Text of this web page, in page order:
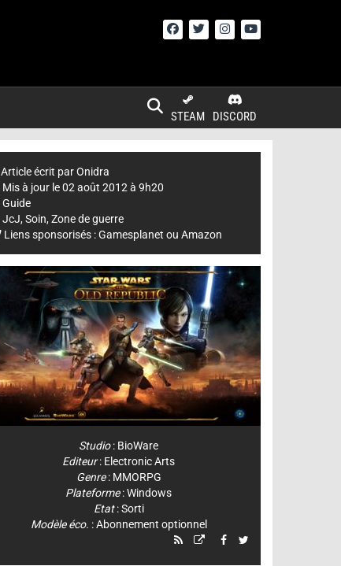
DISCORD
STEAM
Article écrit parOnidra
Mis à jour le02 août 2012 à 9h20
Guide
JcJ, Soin, Zone de guerre
Liens sponsorisés :Gamesplanet ou Amazon
Studio: BioWare
Editeur: Electronic Arts
Genre: MMORPG
Plateforme:Windows
Etat: Sorti
Modèle éco. : Abonnement optionnel